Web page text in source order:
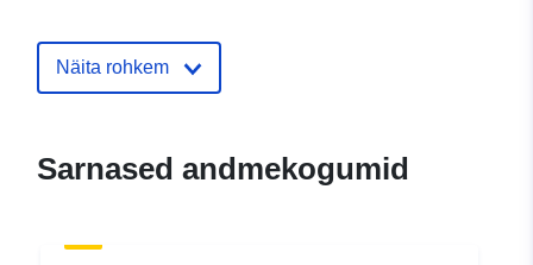
Identifikaatorid:
4b2226d5-f6b6-43f1-99f0-
Näita rohkem
Sarnased andmekogumid